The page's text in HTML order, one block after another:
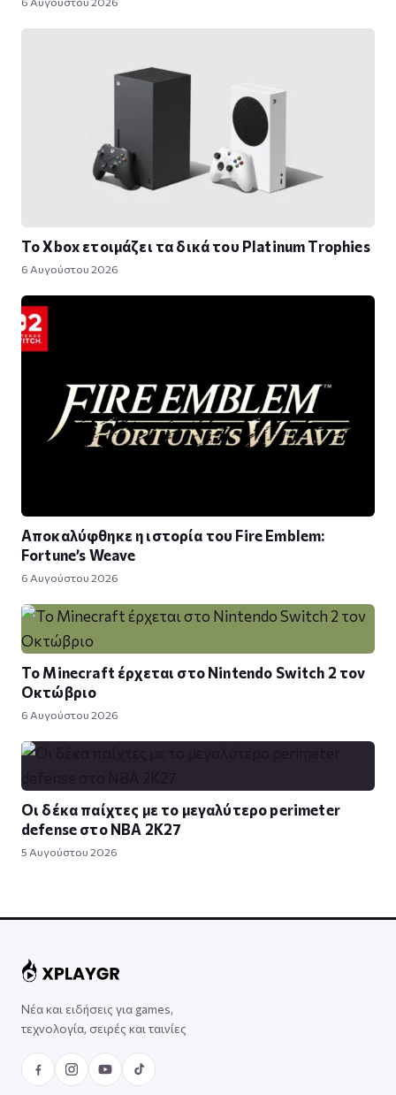
Το Xbox ετοιμάζει τα δικά του Platinum Trophies
6 Αυγούστου 2026
Αποκαλύφθηκε η ιστορία του Fire Emblem:
Fortune’s Weave
6 Αυγούστου 2026
Το Minecraft έρχεται στο Nintendo Switch 2 τον
Οκτώβριο
6 Αυγούστου 2026
Οι δέκα παίχτες με το μεγαλύτερο perimeter
defense στο NBA 2K27
5 Αυγούστου 2026
Νέα και ειδήσεις για games,
τεχνολογία, σειρές και ταινίες